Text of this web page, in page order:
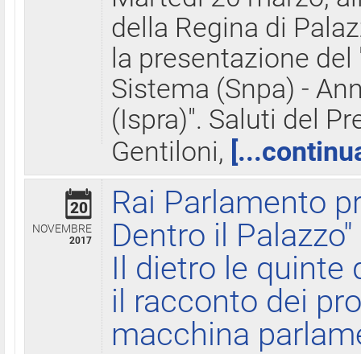
della Regina di
la presentazione
Sistema (Snpa) -
(Ispra)". Saluti del
Gentiloni,
20
NOVEMBRE
2017
Rai Parlamento
Dentro il Palazzo"
Il dietro le quinte
il racconto dei
macchina